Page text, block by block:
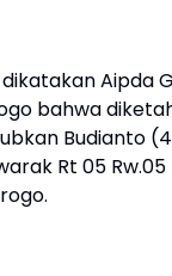
dikatakan Aipda
bahwa
Budianto
Rt 05